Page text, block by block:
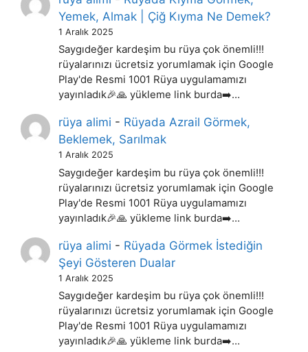
Yemek, Almak | Çiğ Kıyma Ne Demek?
1 Aralık 2025
Saygıdeğer kardeşim bu rüya çok önemli!!!
rüyalarınızı ücretsiz yorumlamak için Google
Play'de Resmi 1001 Rüya uygulamamızı
yayınladık🎉🙏 yükleme link burda➡️…
rüya alimi - Rüyada Azrail Görmek,
Beklemek, Sarılmak
1 Aralık 2025
Saygıdeğer kardeşim bu rüya çok önemli!!!
rüyalarınızı ücretsiz yorumlamak için Google
Play'de Resmi 1001 Rüya uygulamamızı
yayınladık🎉🙏 yükleme link burda➡️…
rüya alimi - Rüyada Görmek İstediğin
Şeyi Gösteren Dualar
1 Aralık 2025
Saygıdeğer kardeşim bu rüya çok önemli!!!
rüyalarınızı ücretsiz yorumlamak için Google
Play'de Resmi 1001 Rüya uygulamamızı
yayınladık🎉🙏 yükleme link burda➡️…